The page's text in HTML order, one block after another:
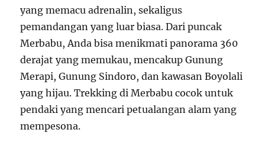
yang memacu adrenalin, sekaligus
pemandangan yang luar biasa. Dari puncak
Merbabu, Anda bisa menikmati panorama 360
derajat yang memukau, mencakup Gunung
Merapi, Gunung Sindoro, dan kawasan Boyolali
yang hijau. Trekking di Merbabu cocok untuk
pendaki yang mencari petualangan alam yang
mempesona.